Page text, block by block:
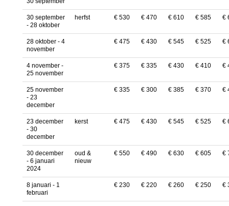
30 september
- 28 oktober
herfst € 530 € 470 € 610 € 585 €
28 oktober - 4
november
€ 475 € 430 € 545 € 525 €
4 november -
25 november
€ 375 € 335 € 430 € 410 €
25 november
- 23
december
€ 335 € 300 € 385 € 370 €
23 december
- 30
december
kerst € 475 € 430 € 545 € 525 €
30 december
- 6 januari
2024
oud &
nieuw
€ 550 € 490 € 630 € 605 €
8 januari - 1
februari
€ 230 € 220 € 260 € 250 €